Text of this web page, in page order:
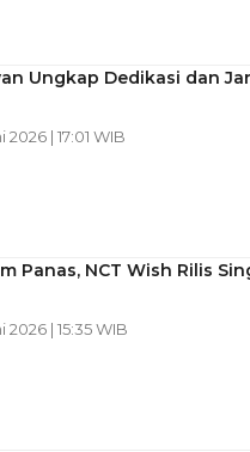
Ungkap Dedikasi dan
2026 | 17:01 WIB
Panas, NCT Wish Rilis
2026 | 15:35 WIB